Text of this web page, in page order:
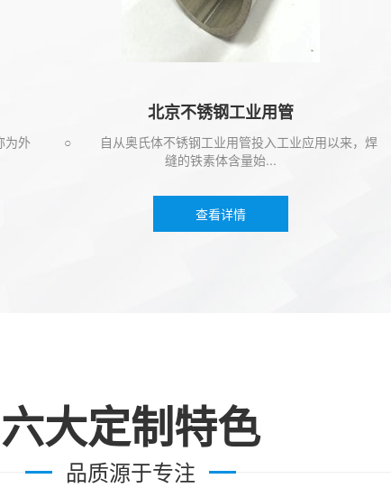
北京不锈钢工业用管
○ 自从奥氏体不锈钢工业用管投入工业应用以来，焊
缝的铁素体含量始...
查看详情
○
六大定制特色
品质源于专注